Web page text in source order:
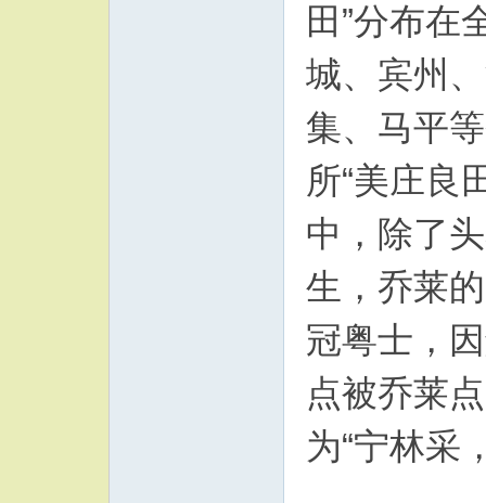
田”分布在
城、宾州
集、马平
所“美庄良
中，除了
生，乔莱
冠粤士，
点被乔莱
为“宁林采